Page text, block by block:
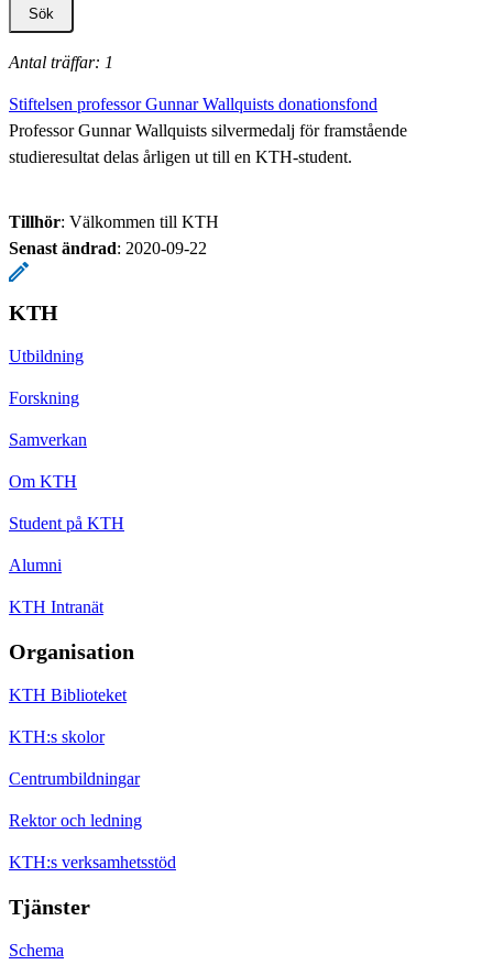
Antal träffar: 1
Stiftelsen professor Gunnar Wallquists donationsfond
Professor Gunnar Wallquists silvermedalj för framstående
studieresultat delas årligen ut till en KTH-student.
Tillhör: Välkommen till KTH
Senast ändrad: 2020-09-22
KTH
Utbildning
Forskning
Samverkan
Om KTH
Student på KTH
Alumni
KTH Intranät
Organisation
KTH Biblioteket
KTH:s skolor
Centrumbildningar
Rektor och ledning
KTH:s verksamhetsstöd
Tjänster
Schema